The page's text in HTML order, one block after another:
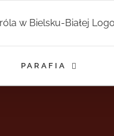
PARAFIA